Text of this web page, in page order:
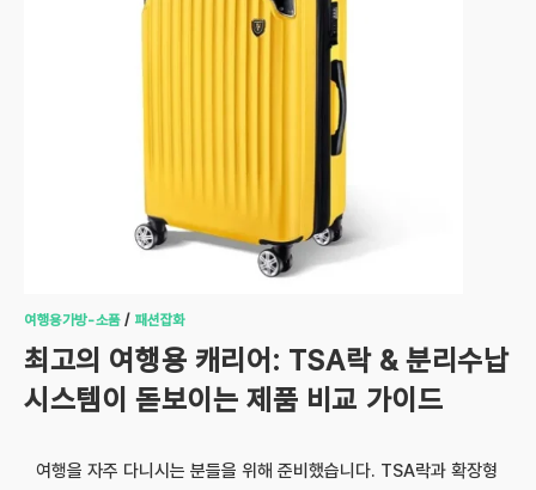
여행용가방-소품/ 패션잡화
최고의 여행용 캐리어: TSA락 & 분리수납
시스템이 돋보이는 제품 비교 가이드
여행을 자주 다니시는 분들을 위해 준비했습니다. TSA락과 확장형